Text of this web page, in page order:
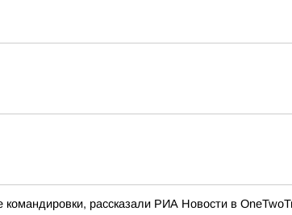
командировки, рассказали РИА Новости в